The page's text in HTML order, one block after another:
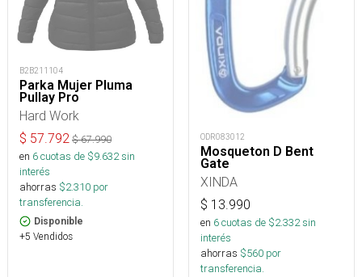
B2B211104
Parka Mujer Pluma
Pullay Pro
Hard Work
$ 57.792 $67.990
en 6cuotas de $9.632sin
interés
ahorras $2.310 por
transferencia.
Disponible
+5 Vendidos
ODR083012
Mosqueton D Bent
Gate
XINDA
$ 13.990
en 6cuotas de $2.332sin
interés
ahorras $560 por
transferencia.